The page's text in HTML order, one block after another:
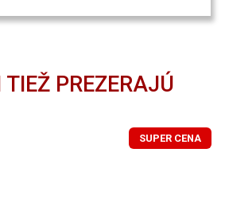
PREZERAJÚ
SUPER CENA